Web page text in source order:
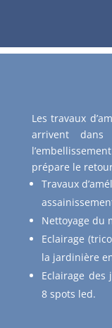
Les travaux
arrivent
prépare le
Travaux
Nettoyage du
Eclairage
la jardinière
Eclairage
8 spots led.